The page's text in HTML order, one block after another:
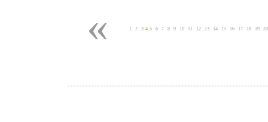
« 1 2 3 4 5 6 7 8 9 10 11 12 13 14 15 16 17 18 19 20